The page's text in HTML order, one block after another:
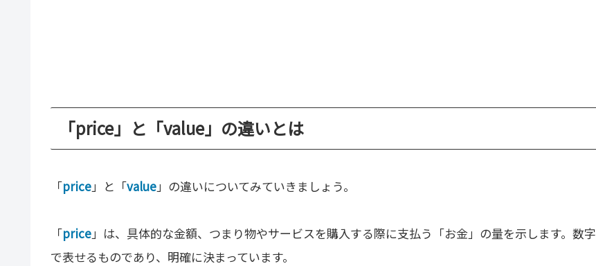
「price」と「value」の違いとは
「price」と「value」の違いについてみていきましょう。
「price」は、具体的な金額、つまり物やサービスを購入する際に支払う「お金」の量を示します。数字
で表せるものであり、明確に決まっています。